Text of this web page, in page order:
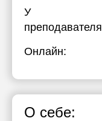
У
Онлайн:
О себе: